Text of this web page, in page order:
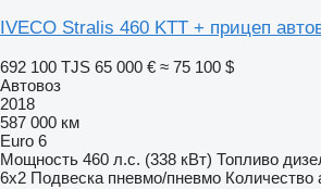
IVECO Stralis 460 KTT + прицеп
692 100 TJS 65 000 € ≈ 75 100 $
Автовоз
2018
587 000 км
Euro 6
Мощность 460 л.с. (338 кВт) Топливо
6x2 Подвеска пневмо/пневмо Количество